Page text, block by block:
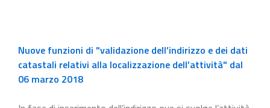
Nuove funzioni di "validazione dell’indirizzo e dei dati
catastali relativi alla localizzazione dell’attività" dal
06 marzo 2018